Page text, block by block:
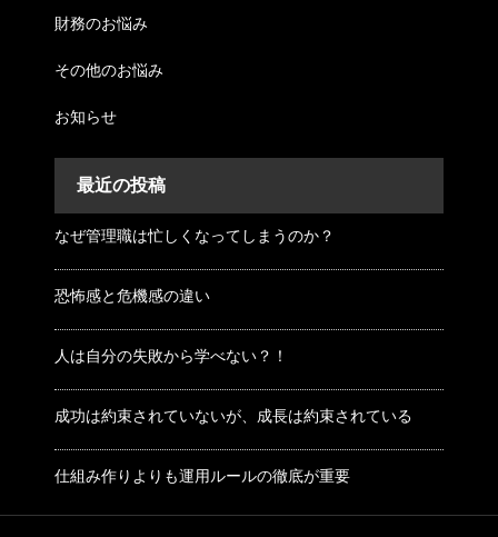
財務のお悩み
その他のお悩み
お知らせ
最近の投稿
なぜ管理職は忙しくなってしまうのか？
恐怖感と危機感の違い
人は自分の失敗から学べない？！
成功は約束されていないが、成長は約束されている
仕組み作りよりも運用ルールの徹底が重要